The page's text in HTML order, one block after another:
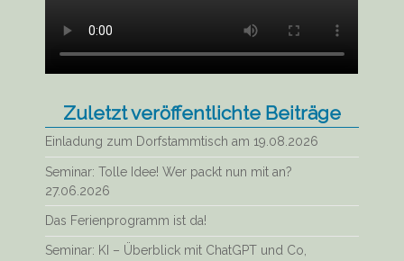
Zuletzt veröffentlichte Beiträge
Einladung zum Dorfstammtisch am 19.08.2026
Seminar: Tolle Idee! Wer packt nun mit an?
27.06.2026
Das Ferienprogramm ist da!
Seminar: KI – Überblick mit ChatGPT und Co,